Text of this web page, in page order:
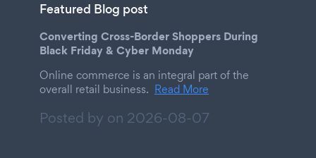
Featured Blog post
Converting Cross-Border Shoppers During
Black Friday & Cyber Monday
Online commerce is an integral part of the
overall retail business. Read More
Posted by on 2026-08-07